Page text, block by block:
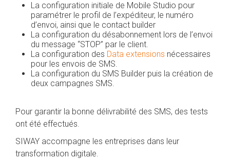
La configuration initiale de Mobile Studio pour
paramétrer le profil de l’expéditeur, le numéro
d’envoi, ainsi que le contact builder
La configuration du désabonnement lors de l’envoi
du message “STOP” par le client.
La configuration des Data extensions nécessaires
pour les envois de SMS.
La configuration du SMS Builder puis la création de
deux campagnes SMS.
Pour garantir la bonne délivrabilité des SMS, des tests
ont été effectués.
SIWAY accompagne les entreprises dans leur
transformation digitale.